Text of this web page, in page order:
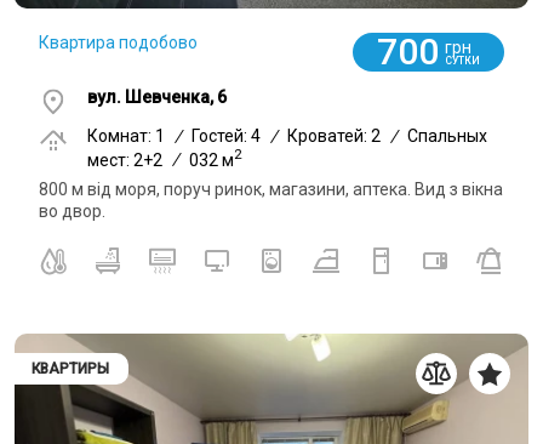
Квартира подобово 700 грн
СУТКИ
вул. Шевченка, 6
Комнат: 1
/ Гостей: 4 / Кроватей: 2 / Спальных
мест: 2+2 / 032 м2
800 м від моря, поруч ринок, магазини, аптека. Вид з вікна
во двор.
КВАРТИРЫ